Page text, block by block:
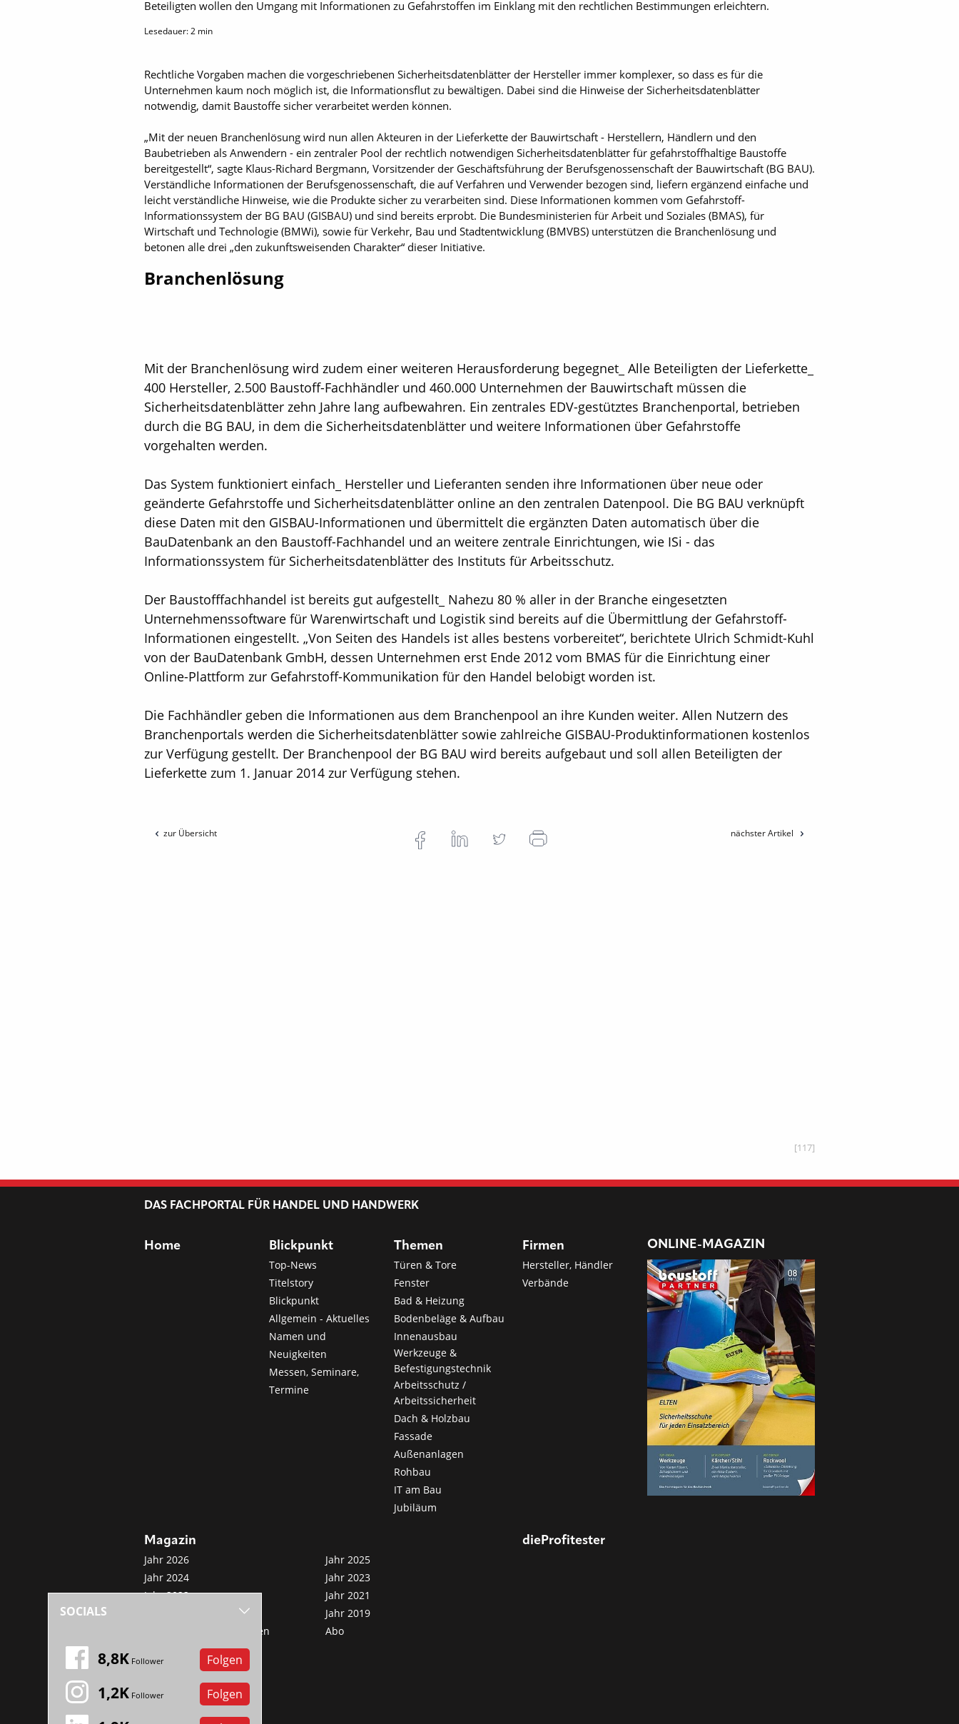
Beteiligten wollen den Umgang mit Informationen zu Gefahrstoffen im Einklang mit den rechtlichen Bestimmungen erleichtern.
Lesedauer:2 min
Rechtliche Vorgaben machen die vorgeschriebenen Sicherheitsdatenblätter der Hersteller immer komplexer, so dass es für die
Unternehmen kaum noch möglich ist, die Informationsflut zu bewältigen. Dabei sind die Hinweise der Sicherheitsdatenblätter
notwendig, damit Baustoffe sicher verarbeitet werden können.
„Mit der neuen Branchenlösung wird nun allen Akteuren in der Lieferkette der Bauwirtschaft - Herstellern, Händlern und den
Baubetrieben als Anwendern - ein zentraler Pool der rechtlich notwendigen Sicherheitsdatenblätter für gefahrstoffhaltige Baustoffe
bereitgestellt“, sagte Klaus-Richard Bergmann, Vorsitzender der Geschäftsführung der Berufsgenossenschaft der Bauwirtschaft (BG BAU).
Verständliche Informationen der Berufsgenossenschaft, die auf Verfahren und Verwender bezogen sind, liefern ergänzend einfache und
leicht verständliche Hinweise, wie die Produkte sicher zu verarbeiten sind. Diese Informationen kommen vom Gefahrstoff-
Informationssystem der BG BAU (GISBAU) und sind bereits erprobt. Die Bundesministerien für Arbeit und Soziales (BMAS), für
Wirtschaft und Technologie (BMWi), sowie für Verkehr, Bau und Stadtentwicklung (BMVBS) unterstützen die Branchenlösung und
betonen alle drei „den zukunftsweisenden Charakter“ dieser Initiative.
Branchenlösung
Mit der Branchenlösung wird zudem einer weiteren Herausforderung begegnet_ Alle Beteiligten der Lieferkette_
400 Hersteller, 2.500 Baustoff-Fachhändler und 460.000 Unternehmen der Bauwirtschaft müssen die
Sicherheitsdatenblätter zehn Jahre lang aufbewahren. Ein zentrales EDV-gestütztes Branchenportal, betrieben
durch die BG BAU, in dem die Sicherheitsdatenblätter und weitere Informationen über Gefahrstoffe
vorgehalten werden.
Das System funktioniert einfach_ Hersteller und Lieferanten senden ihre Informationen über neue oder
geänderte Gefahrstoffe und Sicherheitsdatenblätter online an den zentralen Datenpool. Die BG BAU verknüpft
diese Daten mit den GISBAU-Informationen und übermittelt die ergänzten Daten automatisch über die
BauDatenbank an den Baustoff-Fachhandel und an weitere zentrale Einrichtungen, wie ISi - das
Informationssystem für Sicherheitsdatenblätter des Instituts für Arbeitsschutz.
Der Baustofffachhandel ist bereits gut aufgestellt_ Nahezu 80 % aller in der Branche eingesetzten
Unternehmenssoftware für Warenwirtschaft und Logistik sind bereits auf die Übermittlung der Gefahrstoff-
Informationen eingestellt. „Von Seiten des Handels ist alles bestens vorbereitet“, berichtete Ulrich Schmidt-Kuhl
von der BauDatenbank GmbH, dessen Unternehmen erst Ende 2012 vom BMAS für die Einrichtung einer
Online-Plattform zur Gefahrstoff-Kommunikation für den Handel belobigt worden ist.
Die Fachhändler geben die Informationen aus dem Branchenpool an ihre Kunden weiter. Allen Nutzern des
Branchenportals werden die Sicherheitsdatenblätter sowie zahlreiche GISBAU-Produktinformationen kostenlos
zur Verfügung gestellt. Der Branchenpool der BG BAU wird bereits aufgebaut und soll allen Beteiligten der
Lieferkette zum 1. Januar 2014 zur Verfügung stehen.
zur Übersicht nächster Artikel
[117]
DAS FACHPORTAL FÜR HANDEL UND HANDWERK
Home Blickpunkt
Top-News
Titelstory
Blickpunkt
Allgemein - Aktuelles
Namen und
Neuigkeiten
Messen, Seminare,
Termine
Themen
Türen & Tore
Fenster
Bad & Heizung
Bodenbeläge & Aufbau
Innenausbau
Werkzeuge &
Befestigungstechnik
Arbeitsschutz /
Arbeitssicherheit
Dach & Holzbau
Fassade
Außenanlagen
Rohbau
IT am Bau
Jubiläum
Firmen
Hersteller, Händler
Verbände
Magazin
Jahr 2026
Jahr 2025
Jahr 2024
Jahr 2023
Jahr 2022
Jahr 2021
Jahr 2019
Sonderveröffentlichungen
Abo
dieProfitester
ONLINE-MAGAZIN
SOCIALS
8,8K Follower Folgen
1,2K Follower Folgen